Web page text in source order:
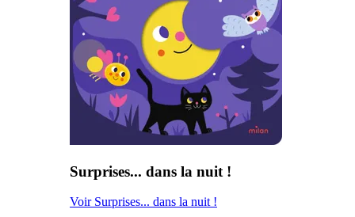
Surprises... dans la nuit !
Voir Surprises... dans la nuit !